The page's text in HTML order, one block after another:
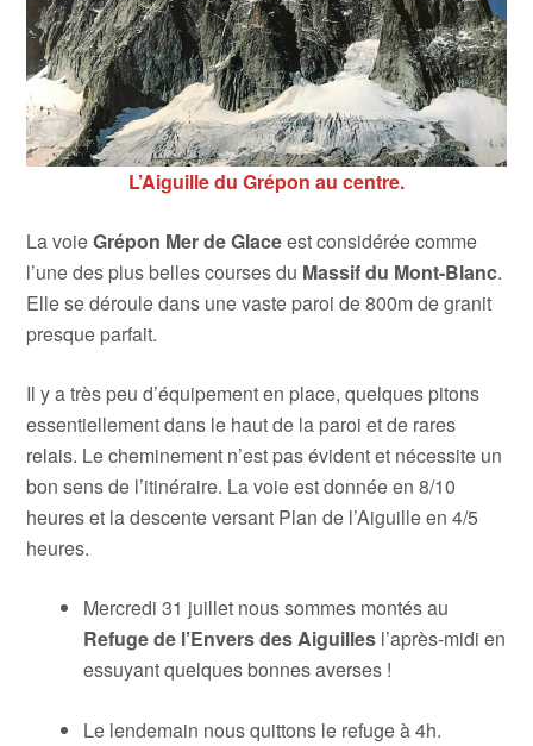
L’Aiguille du Grépon au centre.
La voieGrépon Mer de Glaceest considérée comme
l’une des plus belles courses du Massif du Mont-Blanc.
Elle se déroule dans une vaste paroi de 800m de granit
presque parfait.
Il y a très peu d’équipement en place, quelques pitons
essentiellement dans le haut de la paroi et de rares
relais. Le cheminement n’est pas évident et nécessite un
bon sens de l’itinéraire. La voie est donnée en 8/10
heures et la descente versant Plan de l’Aiguille en 4/5
heures.
Mercredi 31 juillet nous sommes montés au
Refuge de l’Envers des Aiguilles l’après-midi en
essuyant quelques bonnes averses !
Le lendemain nous quittons le refuge à 4h.